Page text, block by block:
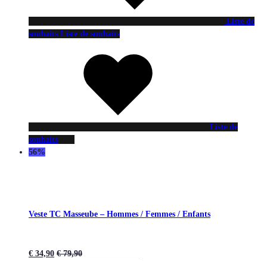
Liste de
souhaits Liste de souhaits
Liste de
souhaits
56%
Veste TC Masseube – Hommes / Femmes / Enfants
€ 34,90 €79,90